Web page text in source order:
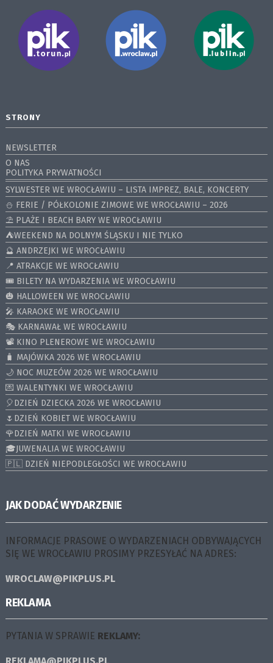
STRONY
NEWSLETTER
O NAS
POLITYKA PRYWATNOŚCI
SYLWESTER WE WROCŁAWIU – LISTA IMPREZ, BALE, KONCERTY
⛄️ FERIE / PÓŁKOLONIE ZIMOWE WE WROCŁAWIU – 2026
⛱️ PLAŻE I BEACH BARY WE WROCŁAWIU
⛺️WEEKEND NA DOLNYM ŚLĄSKU I NIE TYLKO
🔮 ANDRZEJKI WE WROCŁAWIU
📍 ATRAKCJE WE WROCŁAWIU
🎟️ BILETY NA WYDARZENIA WE WROCŁAWIU
🎃 HALLOWEEN WE WROCŁAWIU
🎤 KARAOKE WE WROCŁAWIU
🎭 KARNAWAŁ WE WROCŁAWIU
📽️ KINO PLENEROWE WE WROCŁAWIU
🧳 MAJÓWKA 2026 WE WROCŁAWIU
🌙 NOC MUZEÓW 2026 WE WROCŁAWIU
💌 WALENTYNKI WE WROCŁAWIU
🎈DZIEŃ DZIECKA 2026 WE WROCŁAWIU
🌷DZIEŃ KOBIET WE WROCŁAWIU
🌹DZIEŃ MATKI WE WROCŁAWIU
🎓JUWENALIA WE WROCŁAWIU
🇵🇱 DZIEŃ NIEPODLEGŁOŚCI WE WROCŁAWIU
JAK DODAĆ WYDARZENIE
INFORMACJE PRASOWE O WYDARZENIACH ODBYWAJĄCYCH
SIĘ WE WROCŁAWIU PROSIMY PRZESYŁAĆ NA ADRES:
WROCLAW@PIKPLUS.PL
REKLAMA
PYTANIA W SPRAWIE REKLAMY: